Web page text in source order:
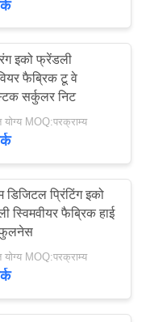
इको फ्रेंडली
फैब्रिक टू वे
सर्कुलर निट
योग्य MOQ:परक्राम्य
डिजिटल प्रिंटिंग इको
स्विमवीयर फैब्रिक हाई
योग्य MOQ:परक्राम्य